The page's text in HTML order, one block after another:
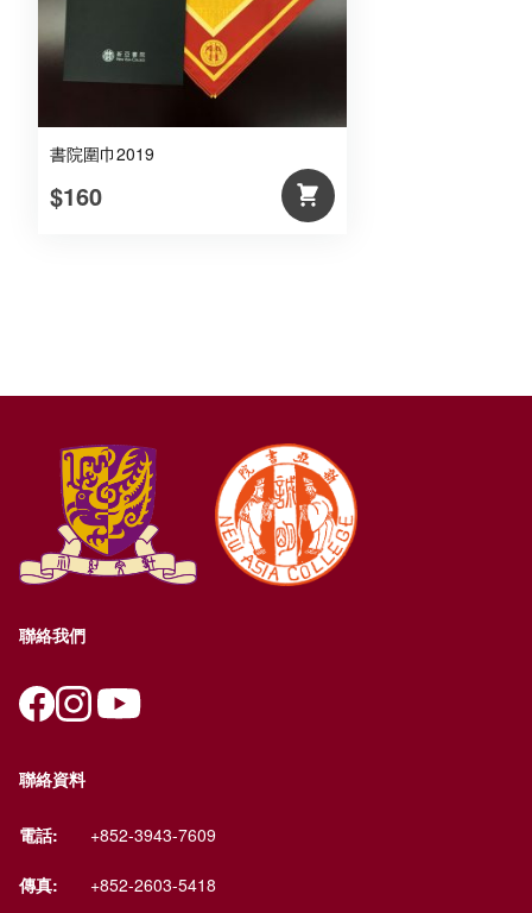
書院圍巾2019
$160
聯絡我們
聯絡資料
電話: +852-3943-7609
傳真: +852-2603-5418